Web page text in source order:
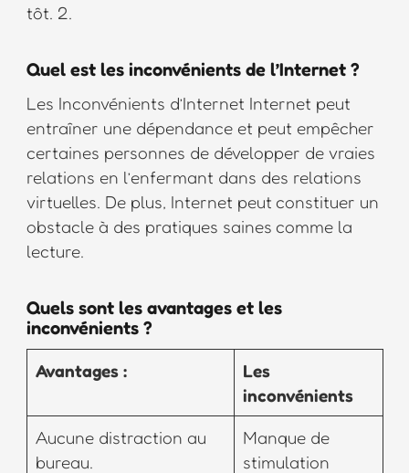
tôt. 2.
Quel est les inconvénients de l’Internet ?
Les Inconvénients d’Internet Internet peut
entraîner une dépendance et peut empêcher
certaines personnes de développer de vraies
relations en l’enfermant dans des relations
virtuelles. De plus, Internet peut constituer un
obstacle à des pratiques saines comme la
lecture.
Quels sont les avantages et les
inconvénients ?
Avantages :
Les
inconvénients
Aucune distraction au
bureau.
Manque de
stimulation